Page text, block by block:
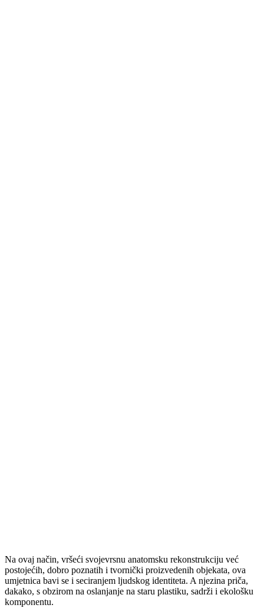
Na ovaj način, vršeći svojevrsnu anatomsku rekonstrukciju već
postojećih, dobro poznatih i tvornički proizvedenih objekata, ova
umjetnica bavi se i seciranjem ljudskog identiteta. A njezina priča,
dakako, s obzirom na oslanjanje na staru plastiku, sadrži i ekološku
komponentu.